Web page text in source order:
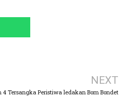
NEXT
4 Tersangka Peristiwa ledakan Bom Bondet